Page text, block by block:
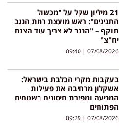
21 מיליון שקל על "מכשול
התנינים": ראש מועצת רמת הנגב
תוקף – "הנגב לא צריך עוד הצגת
יח"צ"
07/08/2026
בעקבות מקרי הכלבת בישראל:
אשקלון מרחיבה את פעילות
המניעה ומפזרת חיסונים בשטחים
הפתוחים
07/08/2026